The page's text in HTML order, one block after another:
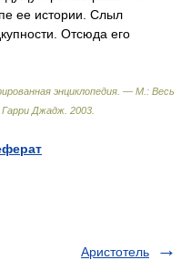
ее истории. Слыл
Отсюда его
энциклопедия. — М.: Весь
Гарри Джадж 2003
Аристотель